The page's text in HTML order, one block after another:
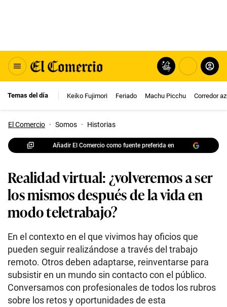
Temas del día Keiko Fujimori Feriado Machu Picchu Corredor
El Comercio · Somos · Historias
Añadir El Comercio como fuente preferida en
Realidad virtual: ¿volveremos a ser
los mismos después de la vida en
modo teletrabajo?
En el contexto en el que vivimos hay oficios que
pueden seguir realizándose a través del trabajo
remoto. Otros deben adaptarse, reinventarse para
subsistir en un mundo sin contacto con el público.
Conversamos con profesionales de todos los rubros
sobre los retos y oportunidades de esta